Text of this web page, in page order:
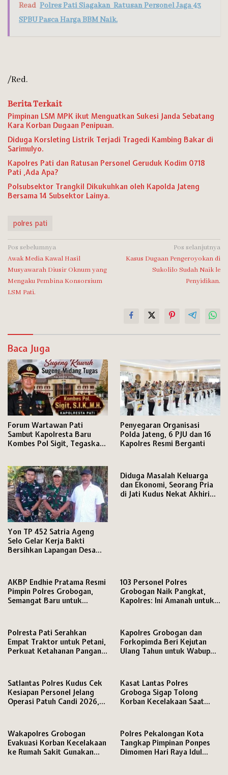
Read Polres Pati Siagakan Ratusan Personel Jaga 43
SPBU Pasca Harga BBM Naik.
/Red.
Berita Terkait
Pimpinan LSM MPK ikut Menguatkan Sukesi Janda Sebatang
Kara Korban Dugaan Penipuan.
Diduga Korsleting Listrik Terjadi Tragedi Kambing Bakar di
Sarimulyo.
Kapolres Pati dan Ratusan Personel Geruduk Kodim 0718
Pati ,Ada Apa?
Polsubsektor Trangkil Dikukuhkan oleh Kapolda Jateng
Bersama 14 Subsektor Lainya.
polres pati
Navigasi
pos
Pos sebelumnya
Awak Media Kawal Hasil
Musyawarah Diusir Oknum yang
Mengaku Pembina Konsorsium
LSM Pati.
Pos selanjutnya
Kasus Dugaan Pengeroyokan di
Sukolilo Sudah Naik le
Penyidikan.
Baca Juga
Forum Wartawan Pati
Sambut Kapolresta Baru
Kombes Pol Sigit, Tegaskan
Penyegaran Organisasi
Polda Jateng, 6 PJU dan 16
Kapolres Resmi Berganti
Yon TP 452 Satria Ageng
Selo Gelar Kerja Bakti
Bersihkan Lapangan Desa
Diduga Masalah Keluarga
dan Ekonomi, Seorang Pria
di Jati Kudus Nekat Akhiri
AKBP Endhie Pratama Resmi
Pimpin Polres Grobogan,
Semangat Baru untuk
103 Personel Polres
Grobogan Naik Pangkat,
Kapolres: Ini Amanah untuk
Polresta Pati Serahkan
Empat Traktor untuk Petani,
Perkuat Ketahanan Pangan
Kapolres Grobogan dan
Forkopimda Beri Kejutan
Ulang Tahun untuk Wabup
Satlantas Polres Kudus Cek
Kesiapan Personel Jelang
Operasi Patuh Candi 2026,
Kasat Lantas Polres
Groboga Sigap Tolong
Korban Kecelakaan Saat
Wakapolres Grobogan
Evakuasi Korban Kecelakaan
ke Rumah Sakit Gunakan
Polres Pekalongan Kota
Tangkap Pimpinan Ponpes
Dimomen Hari Raya Idul